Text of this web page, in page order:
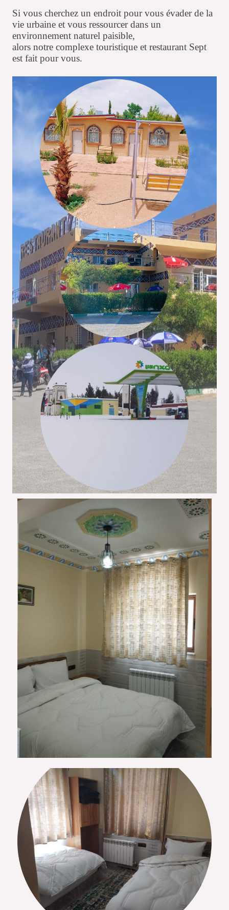
Si vous cherchez un endroit pour vous évader de la
vie urbaine et vous ressourcer dans un
environnement naturel paisible,
alors notre complexe touristique et restaurant Sept
est fait pour vous.